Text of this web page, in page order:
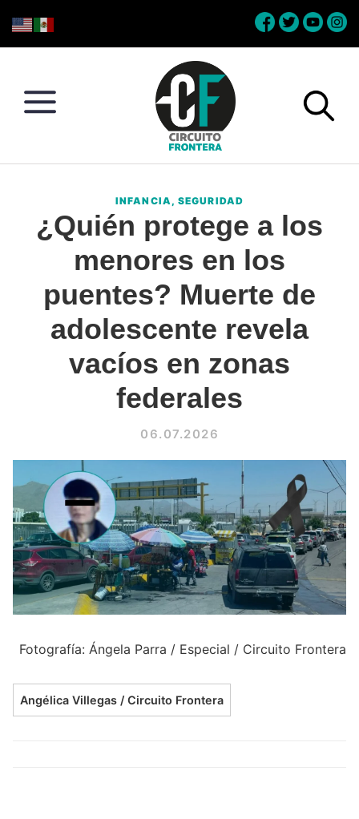
to
to
to
to
Conéctate
la
frontera
INFANCIA , SEGURIDAD
¿Quién protege a los
menores en los
puentes? Muerte de
adolescente revela
vacíos en zonas
federales
06.07.2026
Fotografía: Ángela Parra / Especial / Circuito Frontera
Angélica Villegas / Circuito Frontera